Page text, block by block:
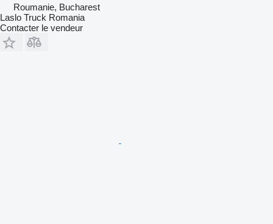
Roumanie, Bucharest
Laslo Truck Romania
Contacter le vendeur